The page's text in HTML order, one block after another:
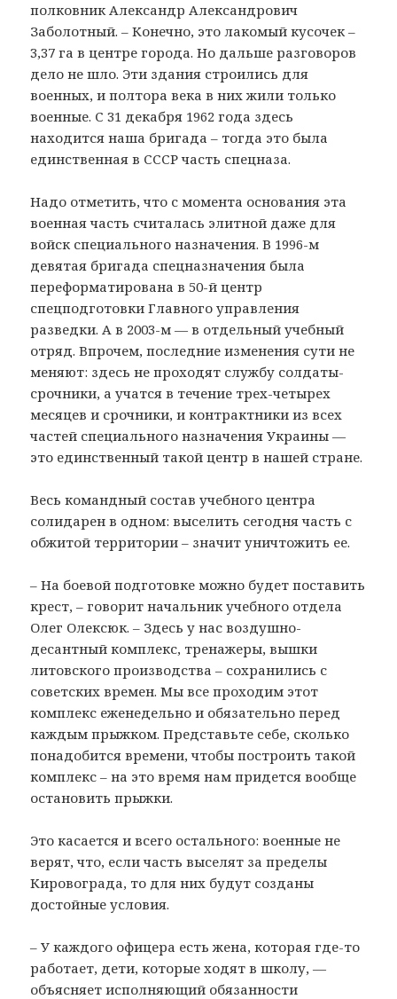
полковник Александр Александрович
Заболотный. – Конечно, это лакомый кусочек –
3,37 га в центре города. Но дальше разговоров
дело не шло. Эти здания строились для
военных, и полтора века в них жили только
военные. С 31 декабря 1962 года здесь
находится наша бригада – тогда это была
единственная в СССР часть спецназа.
Надо отметить, что с момента основания эта
военная часть считалась элитной даже для
войск специального назначения. В 1996-м
девятая бригада спецназначения была
переформатирована в 50-й центр
спецподготовки Главного управления
разведки. А в 2003-м — в отдельный учебный
отряд. Впрочем, последние изменения сути не
меняют: здесь не проходят службу солдаты-
срочники, а учатся в течение трех-четырех
месяцев и срочники, и контрактники из всех
частей специального назначения Украины —
это единственный такой центр в нашей стране.
Весь командный состав учебного центра
солидарен в одном: выселить сегодня часть с
обжитой территории – значит уничтожить ее.
– На боевой подготовке можно будет поставить
крест, – говорит начальник учебного отдела
Олег Олексюк. – Здесь у нас воздушно-
десантный комплекс, тренажеры, вышки
литовского производства – сохранились с
советских времен. Мы все проходим этот
комплекс еженедельно и обязательно перед
каждым прыжком. Представьте себе, сколько
понадобится времени, чтобы построить такой
комплекс – на это время нам придется вообще
остановить прыжки.
Это касается и всего остального: военные не
верят, что, если часть выселят за пределы
Кировограда, то для них будут созданы
достойные условия.
– У каждого офицера есть жена, которая где-то
работает, дети, которые ходят в школу, —
объясняет исполняющий обязанности